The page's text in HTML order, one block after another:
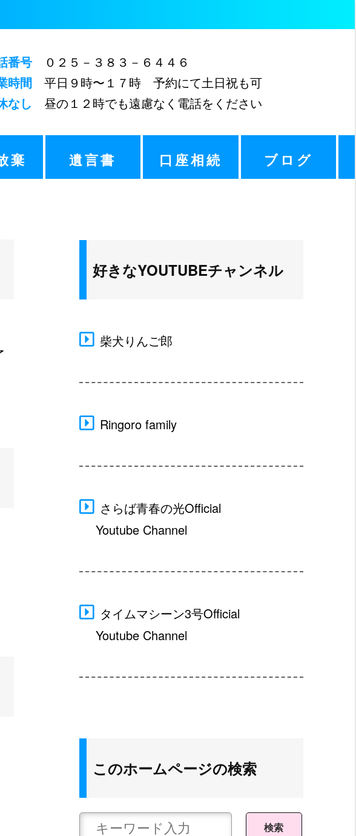
番号０２５－３８３－６４４６
時間平日９時〜１７時 予約にて土日祝も可
なし 昼の１２時でも遠慮なく電話をください
棄 遺言書 口座相続 ブログ
好きなYOUTUBEチャンネル
柴犬りんご郎
Ringoro family
さらば青春の光Official
Youtube Channel
タイムマシーン3号Official
Youtube Channel
このホームページの検索